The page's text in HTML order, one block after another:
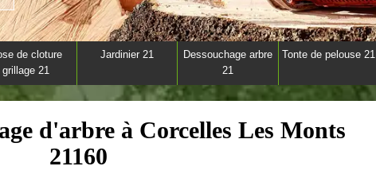
de cloture
grillage 21
Jardinier 21
Dessouchage arbre
21
Tonte de pelouse 21
d'arbre à Corcelles Les Monts
21160